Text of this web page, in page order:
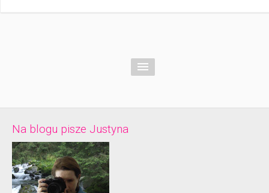
Na blogu pisze Justyna